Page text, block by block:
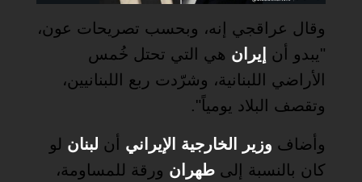
وقال عراقجي إنه، وبحسب تصريحات عون،
"يبدو أن
إيران هي التي تحتل خُمس
الأراضي اللبنانية، وشرّدت ربع اللبنانيين،
وتقصف البلاد يومياً".
وأضاف وزير الخارجية الإيراني أن لبنان لو
كان بالنسبة إلى طهران ورقة للمساومة،